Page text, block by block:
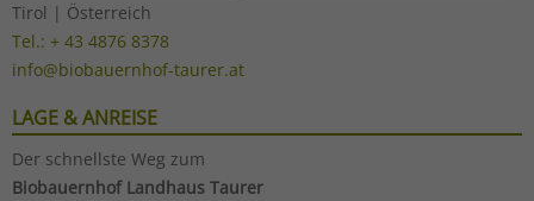
Tirol | Österreich
Tel.: + 43 4876 8378
info@biobauernhof-taurer.at
LAGE & ANREISE
Der schnellste Weg zum
Biobauernhof Landhaus Taurer